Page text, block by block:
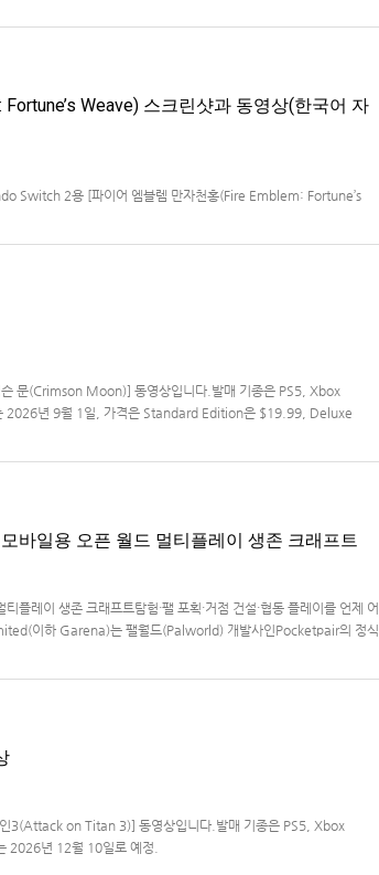
Weave) 스크린샷과 동영상(한국어 자
Switch 2용 [파이어 엠블렘 만자천홍(Fire Emblem: Fortune’s
문(Crimson Moon)] 동영상입니다.발매 기종은 PS5, Xbox
2026년 9월 1일, 가격은 Standard Edition은 $19.99, Deluxe
바일용 오픈 월드 멀티플레이 생존 크래프트
레이 생존 크래프트탐험·팰 포획·거점 건설·협동 플레이를 언제 어
이하 Garena)는 팰월드(Palworld) 개발사인Pocketpair의 정식
3(Attack on Titan 3)] 동영상입니다.발매 기종은 PS5, Xbox
년 12월 10일로 예정.